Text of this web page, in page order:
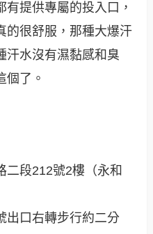
提供專屬的投入口，
的很舒服，那種大爆汗
汗水沒有濕黏感和臭
個了。
二段212號2樓（永和
出口右轉步行約二分